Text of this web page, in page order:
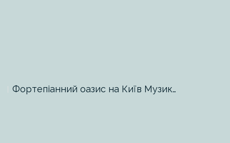
Фортепіанний оазис на Київ Музик…